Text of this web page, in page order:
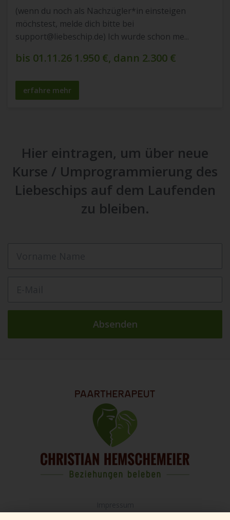
(wenn du noch als Nachzügler*in einsteigen
möchstest, melde dich bitte bei
support@liebeschip.de) Ich wurde schon me...
bis 01.11.26 1.950 €, dann 2.300 €
erfahre mehr
Hier eintragen, um über neue
Kurse / Umprogrammierung des
Liebeschips auf dem Laufenden
zu bleiben.
Absenden